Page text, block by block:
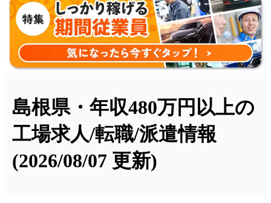
島根県・年収480万円以上の
工場求人/転職/派遣情報
(2026/08/07 更新)